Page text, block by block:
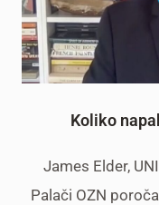
Koliko
James Elder,
Palači OZN